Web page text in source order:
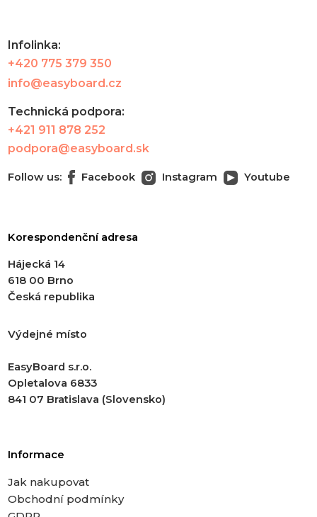
Infolinka:
+420 775 379 350
info@easyboard.cz
Technická podpora:
+421 911 878 252
podpora@easyboard.sk
Follow us: Facebook Instagram Youtube
Korespondenční adresa
Hájecká 14
618 00 Brno
Česká republika
Výdejné místo
EasyBoard s.r.o.
Opletalova 6833
841 07 Bratislava (Slovensko)
Informace
Jak nakupovat
Obchodní podmínky